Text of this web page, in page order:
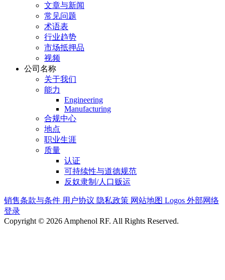
文章与新闻
常见问题
术语表
行业趋势
市场抵押品
视频
公司名称
关于我们
能力
Engineering
Manufacturing
合规中心
地点
职业生涯
质量
认证
可持续性与道德规范
反奴隶制/人口贩运
销售条款与条件 用户协议 隐私政策 网站地图 Logos 外部网络
登录
Copyright © 2026 Amphenol RF. All Rights Reserved.